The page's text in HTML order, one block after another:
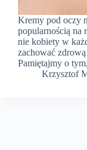
Kremy pod oczy
popularnością na
nie kobiety w
zachować
Pamiętajmy o
Krzysztof